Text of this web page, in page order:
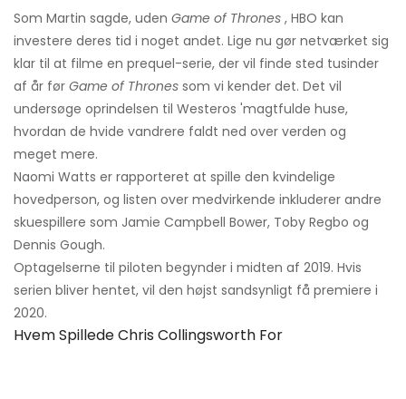
Som Martin sagde, uden Game of Thrones , HBO kan
investere deres tid i noget andet. Lige nu gør netværket sig
klar til at filme en prequel-serie, der vil finde sted tusinder
af år før Game of Thrones som vi kender det. Det vil
undersøge oprindelsen til Westeros 'magtfulde huse,
hvordan de hvide vandrere faldt ned over verden og
meget mere.
Naomi Watts er rapporteret at spille den kvindelige
hovedperson, og listen over medvirkende inkluderer andre
skuespillere som Jamie Campbell Bower, Toby Regbo og
Dennis Gough.
Optagelserne til piloten begynder i midten af ​​2019. Hvis
serien bliver hentet, vil den højst sandsynligt få premiere i
2020.
Hvem Spillede Chris Collingsworth For